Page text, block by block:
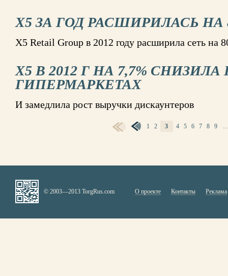
X5 ЗА ГОД РАСШИРИЛАСЬ НА
X5 Retail Group в 2012 году расширила сеть на
Х5 В 2012 Г НА 7,7%
ГИПЕРМАРКЕТАХ
И замедлила рост выручки дискаунтеров
1 2 3 4 5 6 7 8 9
© 2003—2013 TorgRus.com О проекте Контакты Реклама